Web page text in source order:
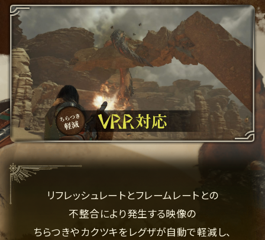
リフレッシュレートとフレームレートとの
不整合により発生する映像の
ちらつきやカクツキをレグザが自動で軽減し、